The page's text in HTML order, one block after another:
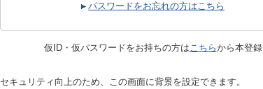
パスワードをお忘れの方はこちら
仮ID・仮パスワードをお持ちの方はこちらから本登録
セキュリティ向上のため、この画面に背景を設定できます。